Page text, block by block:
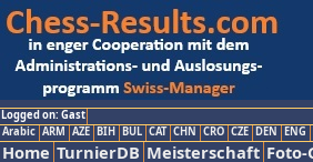
Logged on: Gast
Arabic ARM AZE BIH BUL CAT CHN CRO CZE DEN ENG
Home TurnierDB Meisterschaft Foto-